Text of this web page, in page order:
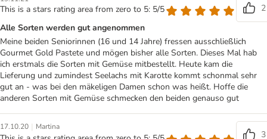
This is a stars rating area from zero to 5: 5/5
2
Alle Sorten werden gut angenommen
Meine beiden Seniorinnen (16 und 14 Jahre) fressen ausschließlich
Gourmet Gold Pastete und mögen bisher alle Sorten. Dieses Mal hab
ich erstmals die Sorten mit Gemüse mitbestellt. Heute kam die
Lieferung und zumindest Seelachs mit Karotte kommt schonmal sehr
gut an - was bei den mäkeligen Damen schon was heißt. Hoffe die
anderen Sorten mit Gemüse schmecken den beiden genauso gut
17.10.20 | Martina
3